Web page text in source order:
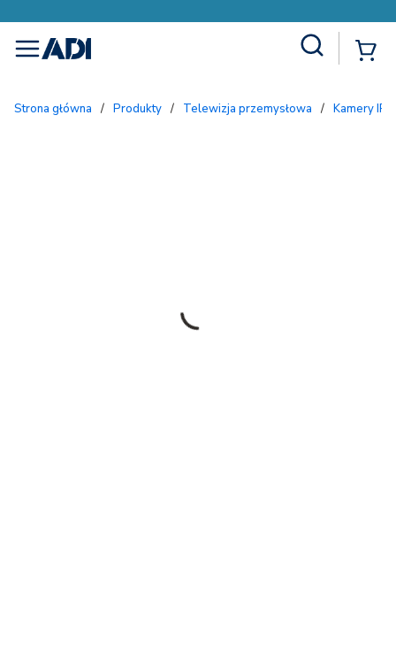
menu
Strona główna / Produkty / Telewizja przemysłowa / Kamery IP